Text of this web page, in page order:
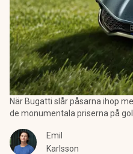
När Bugatti slår påsarna ihop
de monumentala priserna på
Emil
Karlsson